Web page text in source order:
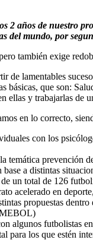
2 años de nuestro
del mundo, por
también exige
de lamentables
básicas, que son:
ellas y trabajarlas de
en lo correcto,
con los
temática prevención
a distintas
un total de 126
acelerado en
propuestas
algunos futbolistas
para los que estén